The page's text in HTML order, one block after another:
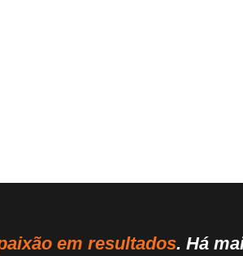
em resultados. Há